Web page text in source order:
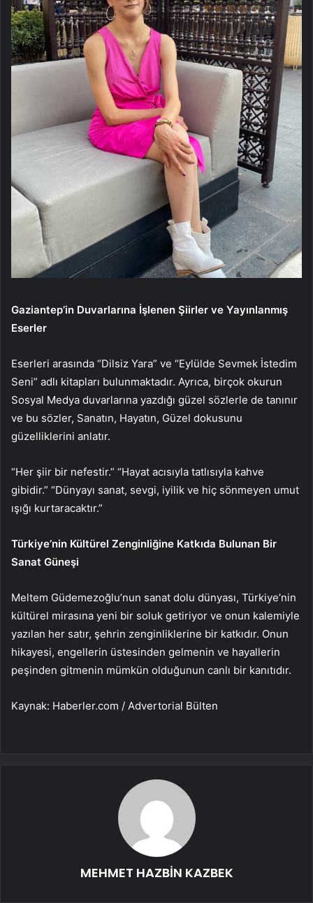
Gaziantep’in Duvarlarına İşlenen Şiirler ve Yayınlanmış
Eserler
Eserleri arasında “Dilsiz Yara” ve “Eylülde Sevmek İstedim
Seni” adlı kitapları bulunmaktadır. Ayrıca, birçok okurun
Sosyal Medya duvarlarına yazdığı güzel sözlerle de tanınır
ve bu sözler, Sanatın, Hayatın, Güzel dokusunu
güzelliklerini anlatır.
“Her şiir bir nefestir.” “Hayat acısıyla tatlısıyla kahve
gibidir.” “Dünyayı sanat, sevgi, iyilik ve hiç sönmeyen umut
ışığı kurtaracaktır.”
Türkiye’nin Kültürel Zenginliğine Katkıda Bulunan Bir
Sanat Güneşi
Meltem Güdemezoğlu’nun sanat dolu dünyası, Türkiye’nin
kültürel mirasına yeni bir soluk getiriyor ve onun kalemiyle
yazılan her satır, şehrin zenginliklerine bir katkıdır. Onun
hikayesi, engellerin üstesinden gelmenin ve hayallerin
peşinden gitmenin mümkün olduğunun canlı bir kanıtıdır.
Kaynak: Haberler.com / Advertorial Bülten
MEHMET HAZBİN KAZBEK